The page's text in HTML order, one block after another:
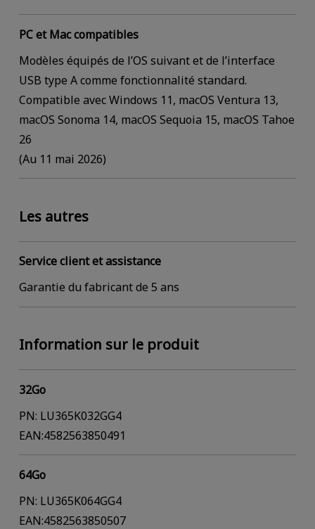
PC et Mac compatibles
Modèles équipés de l’OS suivant et de l’interface
USB type A comme fonctionnalité standard.
Compatible avec Windows 11, macOS Ventura 13,
macOS Sonoma 14, macOS Sequoia 15, macOS Tahoe
26
(Au 11 mai 2026)
Les autres
Service client et assistance
Garantie du fabricant de 5 ans
Information sur le produit
32Go
PN: LU365K032GG4
EAN:4582563850491
64Go
PN: LU365K064GG4
EAN:4582563850507